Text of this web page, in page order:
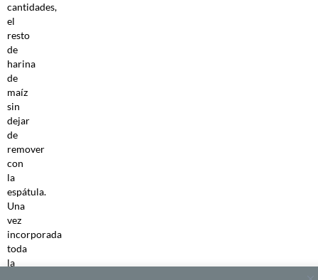
cantidades,
el
resto
de
harina
de
maíz
sin
dejar
de
remover
con
la
espátula.
Una
vez
incorporada
toda
la